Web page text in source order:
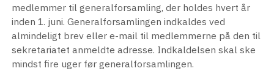
medlemmer til generalforsamling, der holdes hvert år
inden 1. juni. Generalforsamlingen indkaldes ved
almindeligt brev eller e-mail til medlemmerne på den til
sekretariatet anmeldte adresse. Indkaldelsen skal ske
mindst fire uger før generalforsamlingen.